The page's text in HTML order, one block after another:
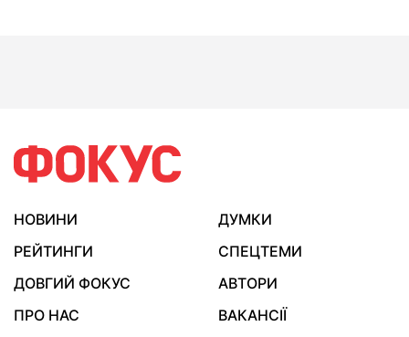
НОВИНИ
ДУМКИ
РЕЙТИНГИ
СПЕЦТЕМИ
ДОВГИЙ ФОКУС
АВТОРИ
ПРО НАС
ВАКАНСІЇ